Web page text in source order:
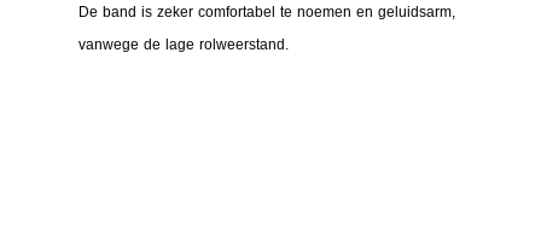
De band is zeker comfortabel te noemen en geluidsarm,
vanwege de lage rolweerstand.